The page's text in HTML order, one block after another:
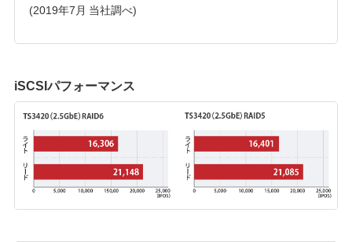
(2019年7月 当社調べ)
iSCSIパフォーマンス